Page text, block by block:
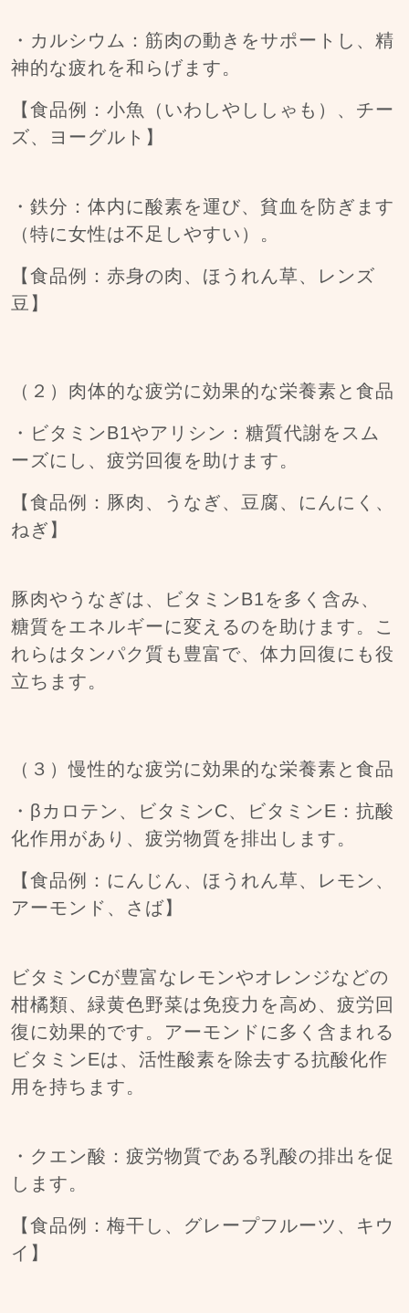
・カルシウム：筋肉の動きをサポートし、精
神的な疲れを和らげます。
【食品例：小魚（いわしやししゃも）、チー
ズ、ヨーグルト】
・鉄分：体内に酸素を運び、貧血を防ぎます
（特に女性は不足しやすい）。
【食品例：赤身の肉、ほうれん草、レンズ
豆】
（２）肉体的な疲労に効果的な栄養素と食品
・ビタミンB1やアリシン：糖質代謝をスム
ーズにし、疲労回復を助けます。
【食品例：豚肉、うなぎ、豆腐、にんにく、
ねぎ】
豚肉やうなぎは、ビタミンB1を多く含み、
糖質をエネルギーに変えるのを助けます。こ
れらはタンパク質も豊富で、体力回復にも役
立ちます。
（３）慢性的な疲労に効果的な栄養素と食品
・βカロテン、ビタミンC、ビタミンE：抗酸
化作用があり、疲労物質を排出します。
【食品例：にんじん、ほうれん草、レモン、
アーモンド、さば】
ビタミンCが豊富なレモンやオレンジなどの
柑橘類、緑黄色野菜は免疫力を高め、疲労回
復に効果的です。アーモンドに多く含まれる
ビタミンEは、活性酸素を除去する抗酸化作
用を持ちます。
・クエン酸：疲労物質である乳酸の排出を促
します。
【食品例：梅干し、グレープフルーツ、キウ
イ】